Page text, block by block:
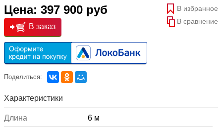
Цена: 397 900 руб
В избранное
В сравнение
В заказ
Поделиться:
Характеристики
Длина
6 м